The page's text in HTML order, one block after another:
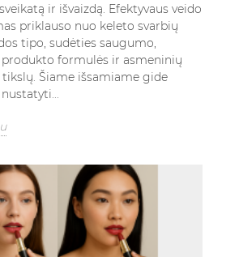
ir išvaizdą. Efektyvaus veido
priklauso nuo keleto svarbių
tipo, sudėties saugumo,
formulės ir asmeninių
Šiame išsamiame gide